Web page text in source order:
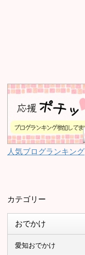
人気ブログランキング
カテゴリー
おでかけ
愛知おでかけ